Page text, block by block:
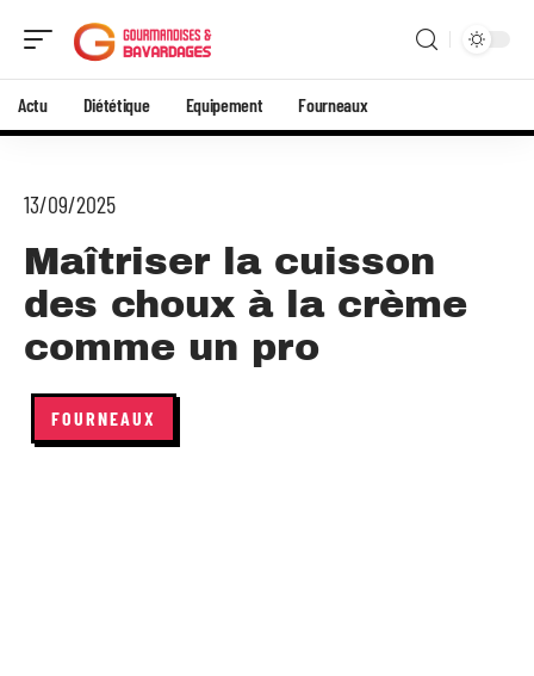
Actu Diététique Equipement Fourneaux
13/09/2025
Maîtriser la cuisson
des choux à la crème
comme un pro
FOURNEAUX